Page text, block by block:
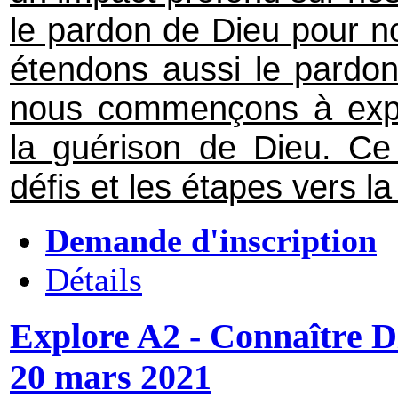
le pardon de Dieu pour
étendons aussi le
nous commençons à
la guérison de Dieu.
défis et les étapes vers
Demande d'inscription
Détails
Explore A2 - Connaître
20 mars 2021